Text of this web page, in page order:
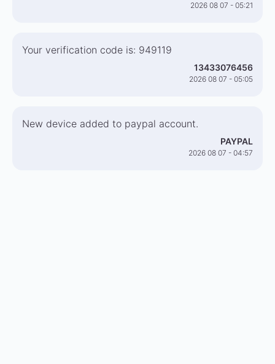
2026 08 07 - 05:21
Your verification code is: 949119
13433076456
2026 08 07 - 05:05
New device added to paypal account.
PAYPAL
2026 08 07 - 04:57